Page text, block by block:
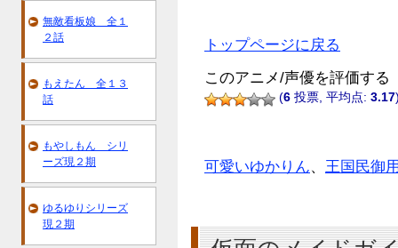
トップページに戻る
このアニメ/声優を評価する
(6 投票, 平均点: 3.17
可愛いゆかりん、 王国民御
無敵看板娘 全１
２話
もえたん 全１３
話
もやしもん シリ
ーズ現２期
ゆるゆりシリーズ
現２期